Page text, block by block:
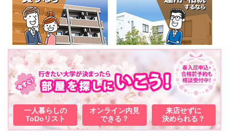
一人暮らしの
ToDoリスト
オンライン内見
できる？
来店せずに
決められる？